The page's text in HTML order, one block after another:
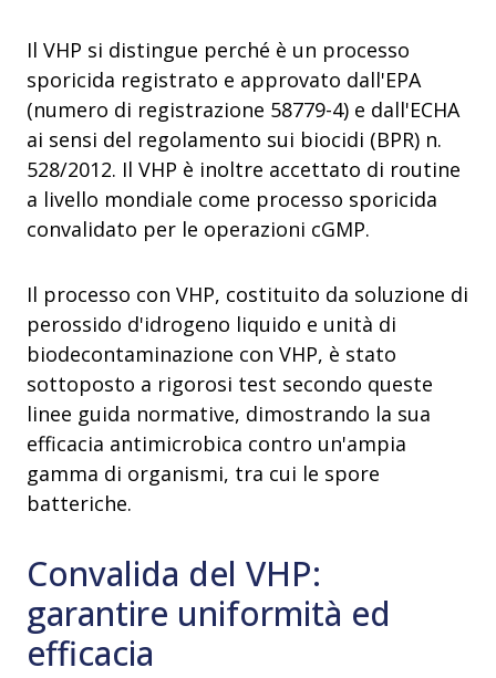
Il VHP si distingue perché è un processo
sporicida registrato e approvato dall'EPA
(numero di registrazione 58779-4) e dall'ECHA
ai sensi del regolamento sui biocidi (BPR) n.
528/2012. Il VHP è inoltre accettato di routine
a livello mondiale come processo sporicida
convalidato per le operazioni cGMP.
Il processo con VHP, costituito da soluzione di
perossido d'idrogeno liquido e unità di
biodecontaminazione con VHP, è stato
sottoposto a rigorosi test secondo queste
linee guida normative, dimostrando la sua
efficacia antimicrobica contro un'ampia
gamma di organismi, tra cui le spore
batteriche.
Convalida del VHP:
garantire uniformità ed
efficacia